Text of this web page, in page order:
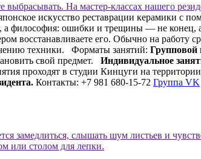
На мастер-классах нашего
искусство реставрации керамики с
а философия: ошибки и трещины — не конец,
восстанавливаете его. Обычно на работу
техники. Форматы занятий: Групповой
свой предмет. Индивидуальное
проходят в студии Кинцуги на
Контакты: +7 981 680-15-72 Группа VK
замедлиться, слышать шум листьев и
или столом для лепки.